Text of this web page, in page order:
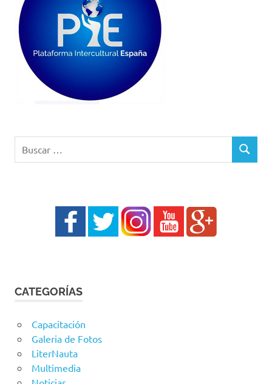
BUSCAR
CATEGORÍAS
Capacitación
Galeria de Fotos
LiterNauta
Multimedia